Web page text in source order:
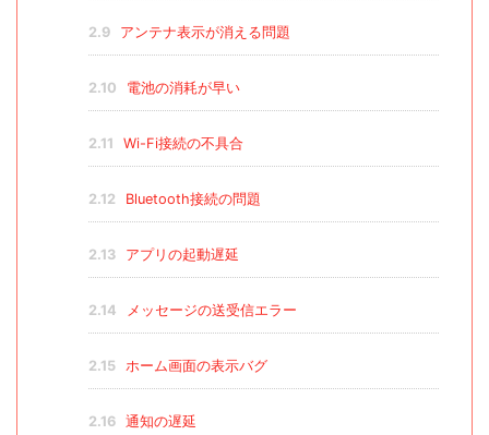
2.9 アンテナ表示が消える問題
2.10 電池の消耗が早い
2.11 Wi-Fi接続の不具合
2.12 Bluetooth接続の問題
2.13 アプリの起動遅延
2.14 メッセージの送受信エラー
2.15 ホーム画面の表示バグ
2.16 通知の遅延